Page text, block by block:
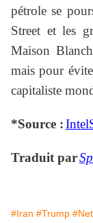
pétrole se
Street et les
Maison
mais pour
capitaliste
*Source :
Traduit par
#Iran #Trump